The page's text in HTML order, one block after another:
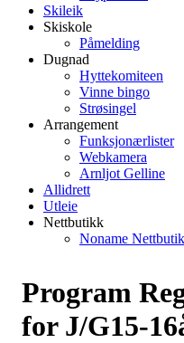
Skileik
Skiskole
Påmelding
Dugnad
Hyttekomiteen
Vinne bingo
Strøsingel
Arrangement
Funksjonærlister
Webkamera
Arnljot Gelline
Allidrett
Utleie
Nettbutikk
Noname
Program
for J/G15-